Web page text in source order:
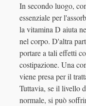
In secondo luogo,
essenziale per
la vitamina D aiuta
nel corpo. D'altra
portare a tali effetti
costipazione. Una
viene presa per il
Tuttavia, se il livello
normale, si può